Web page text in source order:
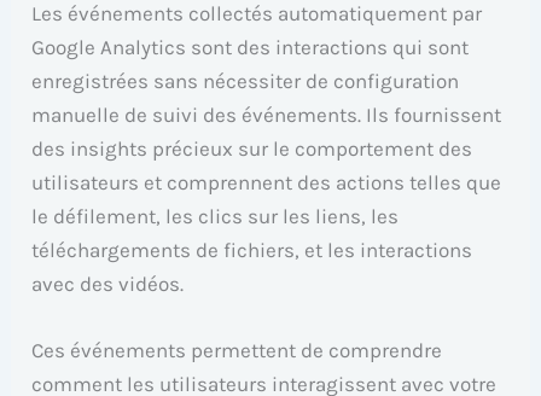
Les événements collectés automatiquement par
Google Analytics sont des interactions qui sont
enregistrées sans nécessiter de configuration
manuelle de suivi des événements. Ils fournissent
des insights précieux sur le comportement des
utilisateurs et comprennent des actions telles que
le défilement, les clics sur les liens, les
téléchargements de fichiers, et les interactions
avec des vidéos.
Ces événements permettent de comprendre
comment les utilisateurs interagissent avec votre